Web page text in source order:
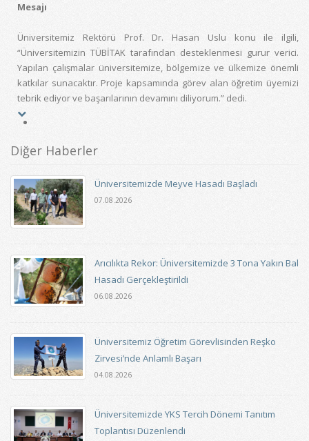
Mesajı
Üniversitemiz Rektörü Prof. Dr. Hasan Uslu konu ile ilgili,
“Üniversitemizin TÜBİTAK tarafından desteklenmesi gurur verici.
Yapılan çalışmalar üniversitemize, bölgemize ve ülkemize önemli
katkılar sunacaktır. Proje kapsamında görev alan öğretim üyemizi
tebrik ediyor ve başarılarının devamını diliyorum.” dedi.
Diğer Haberler
Üniversitemizde Meyve Hasadı Başladı
07.08.2026
Arıcılıkta Rekor: Üniversitemizde 3 Tona Yakın Bal
Hasadı Gerçekleştirildi
06.08.2026
Üniversitemiz Öğretim Görevlisinden Reşko
Zirvesi’nde Anlamlı Başarı
04.08.2026
Üniversitemizde YKS Tercih Dönemi Tanıtım
Toplantısı Düzenlendi